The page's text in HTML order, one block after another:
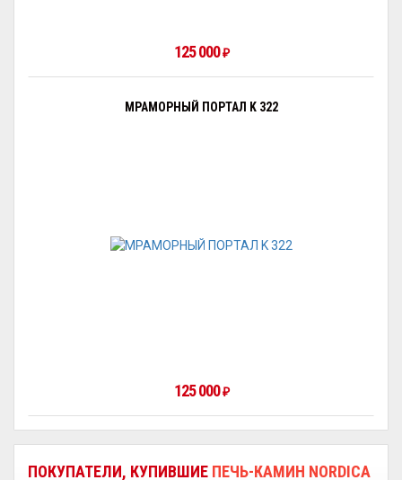
125 000₽
МРАМОРНЫЙ ПОРТАЛ K 322
125 000₽
ПОКУПАТЕЛИ, КУПИВШИЕ ПЕЧЬ-КАМИН NORDICA